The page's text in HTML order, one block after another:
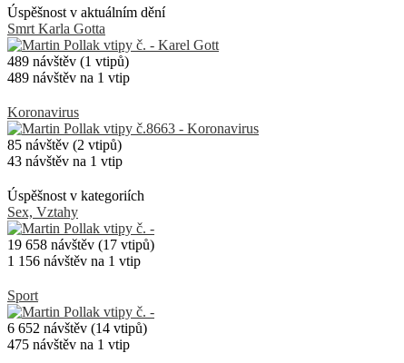
Úspěšnost v aktuálním dění
Smrt Karla Gotta
489 návštěv (1 vtipů)
489 návštěv na 1 vtip
Koronavirus
85 návštěv (2 vtipů)
43 návštěv na 1 vtip
Úspěšnost v kategoriích
Sex, Vztahy
19 658 návštěv (17 vtipů)
1 156 návštěv na 1 vtip
Sport
6 652 návštěv (14 vtipů)
475 návštěv na 1 vtip